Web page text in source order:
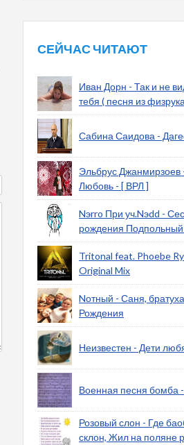
СЕЙЧАС ЧИТАЮТ
Иван Дорн - Так и не
тебя ( песня из физрука
Сабина Саидова -
Эльбрус Джанмирзоев
Любовь - [ ВРЛ ]
Nэrro При уч.Nэdd -
рождения Подпольный
Tritonal feat. Phoebe
Original Mix
Nотный - Саня,
Рождения
Неизвестен - Дети
Военная песня бомба
Розовый слон - Где
склон, Жил на поляне